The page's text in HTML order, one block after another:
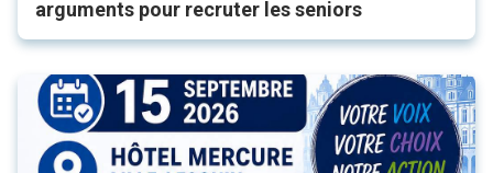
arguments pour recruter les seniors